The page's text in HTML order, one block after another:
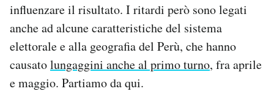
influenzare il risultato. I ritardi però sono legati
anche ad alcune caratteristiche del sistema
elettorale e alla geografia del Perù, che hanno
causatolungaggini anche al primo turno, fra aprile
e maggio. Partiamo da qui.